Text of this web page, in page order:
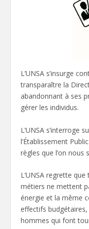
L’UNSA s’insurge
transparaître la
abandonnant à ses
gérer les individus.
L’UNSA s’interroge
l’Établissement
règles que l’on nous
L’UNSA regrette
métiers ne mettent
énergie et la même
effectifs
hommes qui font